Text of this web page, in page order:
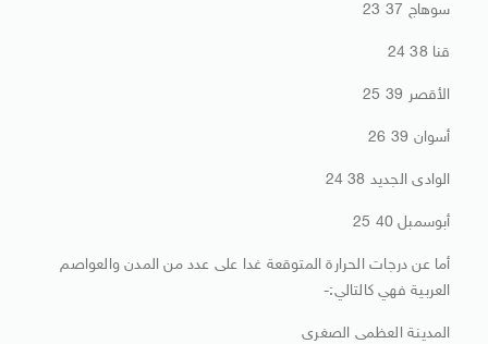
سوهاج 37 23
قنا 38 24
الأقصر 39 25
أسوان 39 26
الوادى الجديد 38 24
أبوسمبل 40 25
أما عن درجات الحرارة المتوقعة غدا على عدد من المدن والعواصم
العربية فهي كالتالي:-
المدينة العظمى الصغرى